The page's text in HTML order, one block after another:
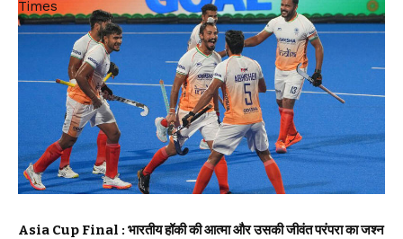
Asia Cup Final : भारतीय हॉकी की आत्मा और उसकी जीवंत परंपरा का जश्न